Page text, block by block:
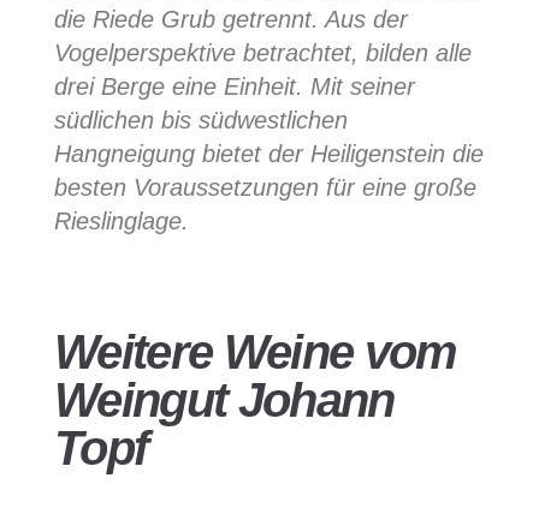
die Riede Grub getrennt. Aus der
Vogelperspektive betrachtet, bilden alle
drei Berge eine Einheit. Mit seiner
südlichen bis südwestlichen
Hangneigung bietet der Heiligenstein die
besten Voraussetzungen für eine große
Rieslinglage.
Weitere Weine vom
Weingut Johann
Topf